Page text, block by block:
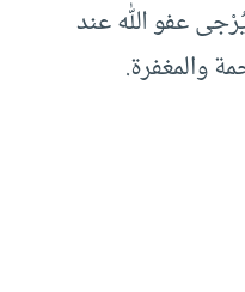
عفو الله عند
والمغفرة.